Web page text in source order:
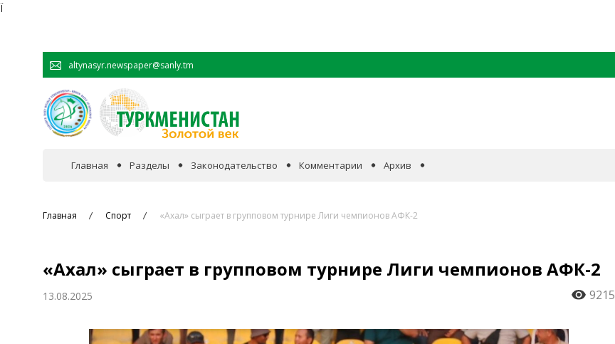
Ï
altynasyr.newspaper@sanly.tm
Главная Разделы
Сотрудничество
Законодательство Комментарии Архив
Главная Спорт «Ахал» сыграет в групповом турнире Лиги чемпионов АФК-2
«Ахал» сыграет в групповом турнире Лиги чемпионов АФК-2
13.08.2025 9215